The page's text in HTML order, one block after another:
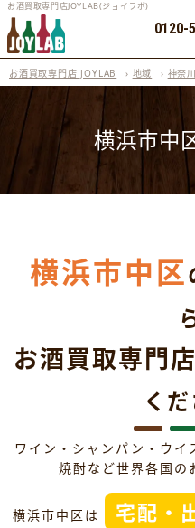
お酒買取専門店JOYLAB(ジョイラボ)
0120-
お酒買取専門店 JOYLAB › 地域 › 神奈
横浜市中
横浜市中区
お酒買取専門
くだ
ワイン・シャンパン・ウイ
焼酎など世界各国の
横浜市中区は 宅配・